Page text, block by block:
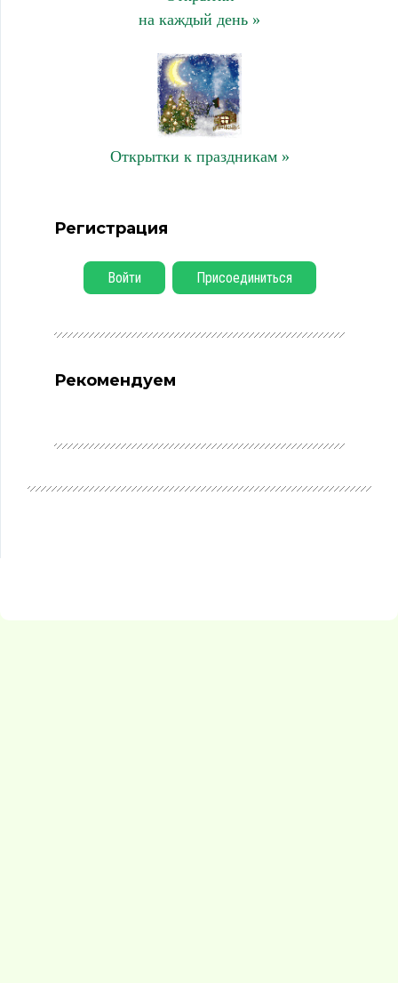
на каждый день »
Открытки к праздникам »
Регистрация
Войти Присоединиться
Рекомендуем